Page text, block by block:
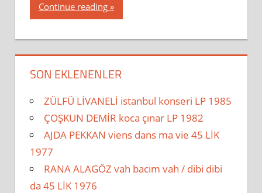
Continue reading
SON EKLENENLER
ZÜLFÜ LİVANELİ istanbul konseri LP 1985
ÇOŞKUN DEMİR koca çınar LP 1982
AJDA PEKKAN viens dans ma vie 45 LİK
1977
RANA ALAGÖZ vah bacım vah / dibi dibi
da 45 LİK 1976